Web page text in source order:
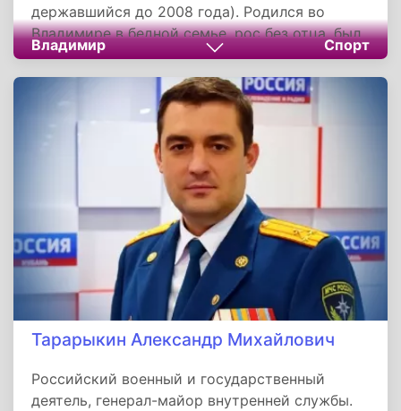
державшийся до 2008 года). Родился во
Владимире в бедной семье, рос без отца, был
трудным подростком, но тренер Николай
Толкачев спас его и привел в гимнастику.
Абсолютный чемпион мира (1978) и Европы
(1975). На Олимпиаде-1980 произносил клятву
спортсменов. После карьеры воспитал плеяду
чемпионов, работал тренером в СССР, Японии
и России. Скончался после продолжительной
болезни, похоронен во Владимире.
Владимир Спорт
Тарарыкин Александр Михайлович
Российский военный и государственный
деятель, генерал-майор внутренней службы.